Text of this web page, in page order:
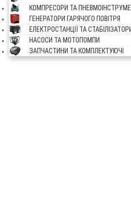
КОМПРЕСОРИ ТА
ГЕНЕРАТОРИ ГАРЯЧОГО ПОВІТРЯ
ЕЛЕКТРОСТАНЦІЇ ТА
НАСОСИ ТА МОТОПОМПИ
ЗАПЧАСТИНИ ТА КОМПЛЕКТУЮЧІ